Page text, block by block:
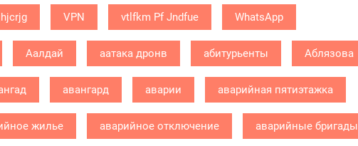
VPN vtlfkm Pf Jndfue WhatsApp
Аалдай аатака дронв абитурьенты Аблязова
авангард аварии аварийная пятиэтажка
жилье аварийное отключение аварийные бригады